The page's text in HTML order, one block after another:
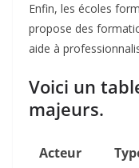
Enfin, les écoles
propose des
aide à
Voici un
majeurs.
Acteur